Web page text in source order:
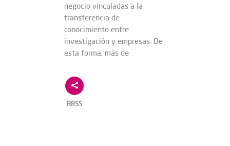
negocio vinculadas a la
transferencia de
conocimiento entre
investigación y empresas. De
esta forma, más de
RRSS